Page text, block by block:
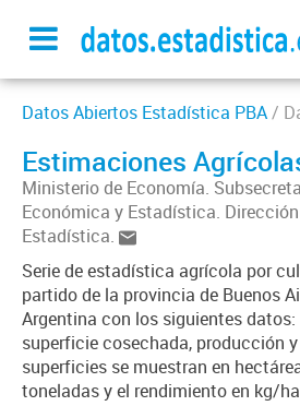
Datos Abiertos Estadística PBA/
Estimaciones
Ministerio de Economía.
Económica y Estadística.
Estadística.
Serie de estadística agrícola por
partido de la provincia de Buenos
Argentina con los siguientes
superficie cosechada, producción
superficies se muestran en
toneladas y el rendimiento en kg/ha